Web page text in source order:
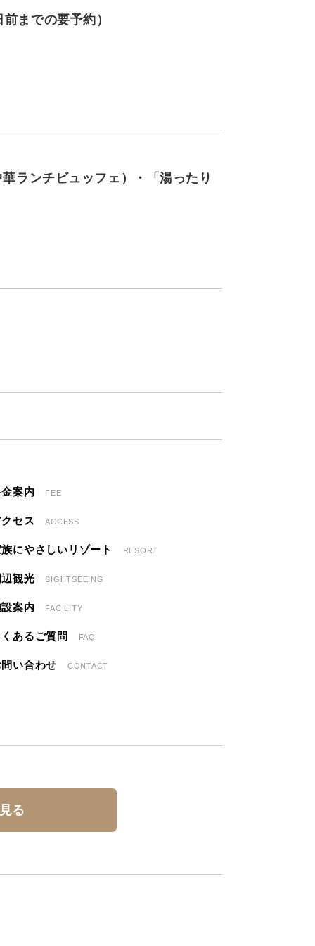
までの要予約）
ランチビュッフェ）・「湯ったり
案内 FEE
セス ACCESS
にやさしいリゾート RESORT
観光 SIGHTSEEING
案内 FACILITY
あるご質問 FAQ
い合わせ CONTACT
る